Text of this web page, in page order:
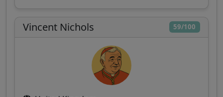
59/100
Vincent Nichols